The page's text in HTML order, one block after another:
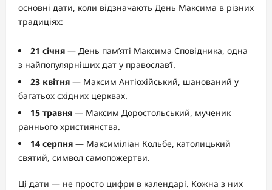
основні дати, коли відзначають День Максима в різних
традиціях:
21 січня — День пам’яті Максима Сповідника, одна
з найпопулярніших дат у православ’ї.
23 квітня — Максим Антіохійський, шанований у
багатьох східних церквах.
15 травня — Максим Доростольський, мученик
раннього християнства.
14 серпня — Максиміліан Кольбе, католицький
святий, символ самопожертви.
Ці дати — не просто цифри в календарі. Кожна з них